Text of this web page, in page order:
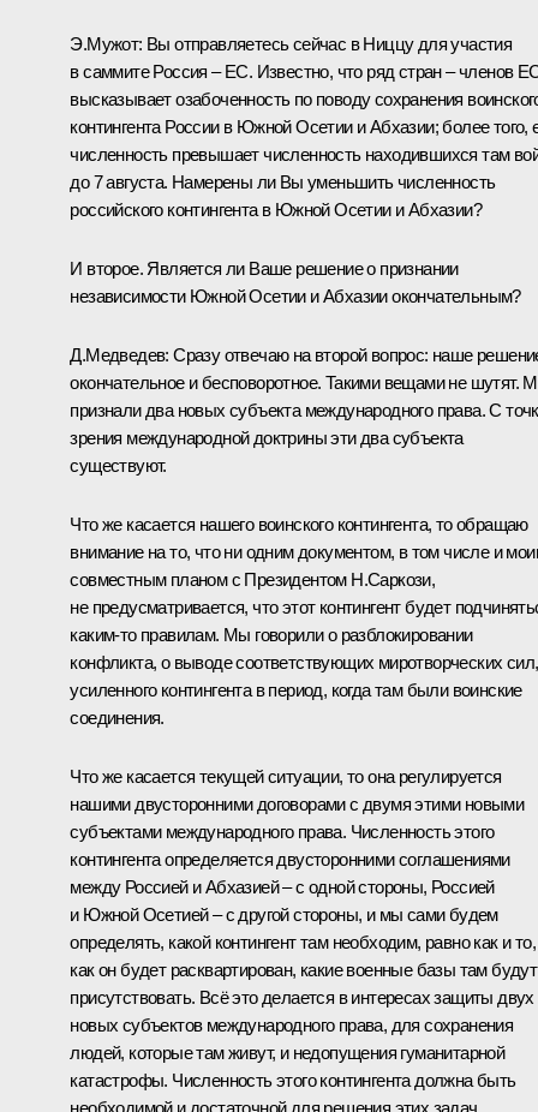
Э.Мужот: Вы отправляетесь сейчас в Ниццу для участия
в саммите Россия – ЕС. Известно, что ряд стран – членов
высказывает озабоченность по поводу сохранения
контингента России в Южной Осетии и Абхазии; более того,
численность превышает численность находившихся там
до 7 августа. Намерены ли Вы уменьшить численность
российского контингента в Южной Осетии и Абхазии?
И второе. Является ли Ваше решение о признании
независимости Южной Осетии и Абхазии окончательным?
Д.Медведев: Сразу отвечаю на второй вопрос: наше
окончательное и бесповоротное. Такими вещами не шутят.
признали два новых субъекта международного права. С
зрения международной доктрины эти два субъекта
существуют.
Что же касается нашего воинского контингента, то обращаю
внимание на то, что ни одним документом, в том числе и
совместным планом с Президентом Н.Саркози,
не предусматривается, что этот контингент будет
каким‑то правилам. Мы говорили о разблокировании
конфликта, о выводе соответствующих миротворческих сил,
усиленного контингента в период, когда там были воинские
соединения.
Что же касается текущей ситуации, то она регулируется
нашими двусторонними договорами с двумя этими новыми
субъектами международного права. Численность этого
контингента определяется двусторонними соглашениями
между Россией и Абхазией – с одной стороны, Россией
и Южной Осетией – с другой стороны, и мы сами будем
определять, какой контингент там необходим, равно как и то,
как он будет расквартирован, какие военные базы там будут
присутствовать. Всё это делается в интересах защиты двух
новых субъектов международного права, для сохранения
людей, которые там живут, и недопущения гуманитарной
катастрофы. Численность этого контингента должна быть
необходимой и достаточной для решения этих задач.